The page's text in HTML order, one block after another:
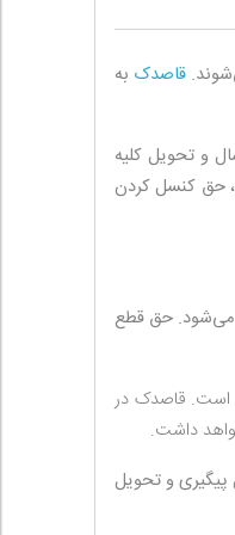
قاصدک به
و تحویل کلیه
حق کنسل کردن
می‌‏شود. حق قطع
قاصدک در
داشت.
پیگیری و تحویل